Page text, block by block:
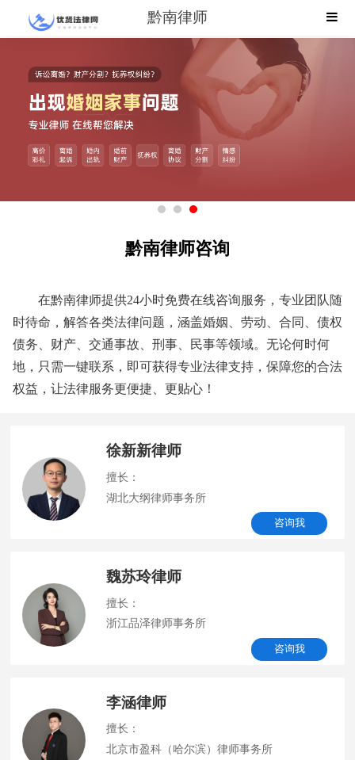
黔南律师
黔南律师咨询
在黔南律师提供24小时免费在线咨询服务，专业团队随
时待命，解答各类法律问题，涵盖婚姻、劳动、合同、债权
债务、财产、交通事故、刑事、民事等领域。无论何时何
地，只需一键联系，即可获得专业法律支持，保障您的合法
权益，让法律服务更便捷、更贴心！
徐新新律师
擅长：
湖北大纲律师事务所
咨询我
魏苏玲律师
擅长：
浙江品泽律师事务所
咨询我
李涵律师
擅长：
北京市盈科（哈尔滨）律师事务所